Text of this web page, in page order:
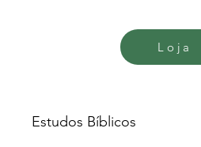
Loja
Estudos Bíblicos